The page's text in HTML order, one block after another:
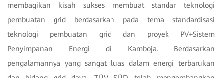
membagikan kisah sukses membuat standar teknologi
pembuatan grid berdasarkan pada tema standardisasi
teknologi pembuatan grid dan proyek PV+Sistem
Penyimpanan Energi di Kamboja. Berdasarkan
pengalamannya yang sangat luas dalam energi terbarukan